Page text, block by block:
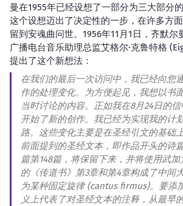
曼在1955年已经设想了一部分为三大部分
这个设想迈出了决定性的一步，在许多方
留到安魂曲问世。1956年11月1日，齐默尔
广播电台音乐助理总监艾格尔·克鲁特格
提出了这个新想法：
在我们的最后一次访问中，我已经向您
作的处理变化。为方便起见，我想以书
当时讨论的内容。正如我在8月24日的
开始了新的创作。我已经为实现我的计
路。这些变化主要是在圣经引文的基础
前面提到的圣经文本，即作品开头的诗
篇第148篇，将保留下来，并将使用武
的《传道书》第3章和第4章构成了中间
为某种固定旋律 (cantus firmus)。要添
义上代表了对圣经文本的注释，从最早